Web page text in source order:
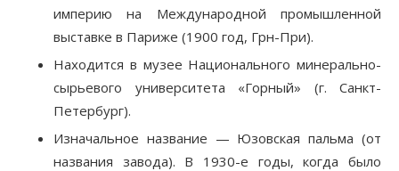
империю на Международной промышленной
выставке в Париже (1900 год, Грн-При).
Находится в музее Национального минерально-
сырьевого университета «Горный» (г. Санкт-
Петербург).
Изначальное название — Юзовская пальма (от
названия завода). В 1930-е годы, когда было